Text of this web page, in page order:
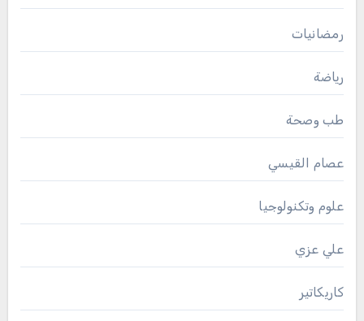
رمضانيات
رياضة
طب وصحة
عصام القيسي
علوم وتكنولوجيا
علي عزي
كاريكاتير